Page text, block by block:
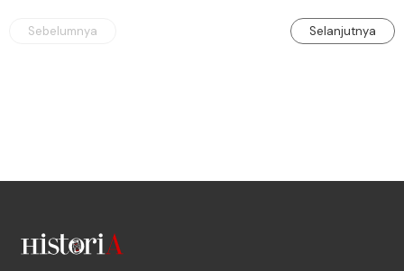
Sebelumnya Selanjutnya